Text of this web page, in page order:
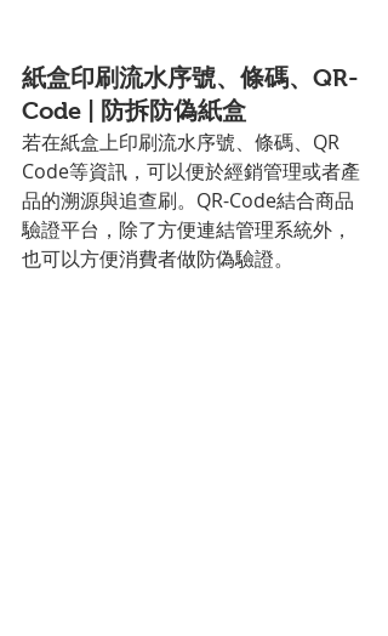
紙盒印刷流水序號、條碼、QR-
Code | 防拆防偽紙盒
若在紙盒上印刷流水序號、條碼、QR
Code等資訊，可以便於經銷管理或者產
品的溯源與追查刷。QR-Code結合商品
驗證平台，除了方便連結管理系統外，
也可以方便消費者做防偽驗證。